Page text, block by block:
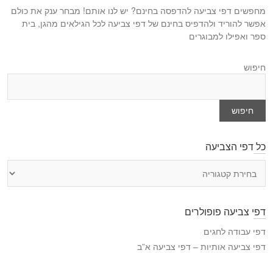
מחפשים דפי צביעה להדפסה בחינם? יש לנו אותם! מבחר ענק את כולם
אפשר להוריד ולהדפיס בחינם של דפי צביעה לכל הגילאים מהגן, בית
ספר ואפילו למבוגרים
חיפוש
חיפוש
כל דפי הצביעה
י
ה
צ
דפי צביעה פופולרים
דפי עבודה לחגים
דפי צביעה אותיות – דפי צביעה א”ב